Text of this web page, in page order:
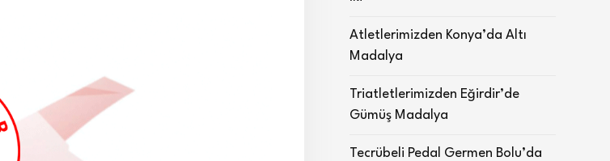
Atletlerimizden Konya’da Altı
Madalya
Triatletlerimizden Eğirdir’de
Gümüş Madalya
Tecrübeli Pedal Germen Bolu’da